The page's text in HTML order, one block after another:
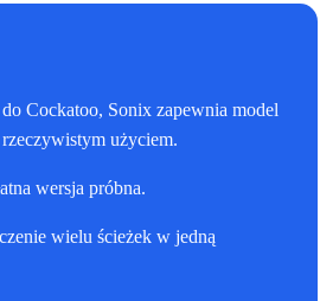
Cockatoo, Sonix zapewnia model
użyciem.
wersja próbna.
wielu ścieżek w jedną